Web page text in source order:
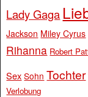
Lady Gaga
Jackson Miley Cyrus
Rihanna Robert
Sex Sohn Tochter
Verlobung